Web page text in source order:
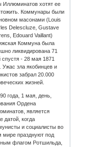
Иллюминатов хотят ее
Коммунары были
масонами (Louis
Delescluze, Gustave
Edouard Vaillant)
Коммуна была
ликвидирована 71
спустя - 28 мая 1871
Ужас зла якобинцев и
забрал 20.000
жизней.
года, 1 мая, день,
Ордена
является
датой, когда
и социалисты во
мире празднуют под
флагом Ротшильда,